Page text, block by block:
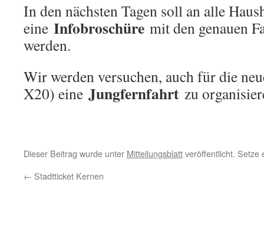
In den nächsten Tagen soll an alle
eine Infobroschüre mit den genauen
werden.
Wir werden versuchen, auch für die
X20) eine Jungfernfahrt zu
Dieser Beitrag wurde unter Mitteilungsblattveröffentlicht. Setze
← Stadtticket Kernen